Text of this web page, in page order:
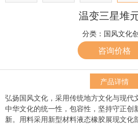
温变三星堆
分类： 国风文化
咨询价格
产品详情
弘扬国风文化，采用传统地方文化与现代
中华文化的统一性，包容性，坚持守正创
新。用料采用新型材料液态橡胶展现文化